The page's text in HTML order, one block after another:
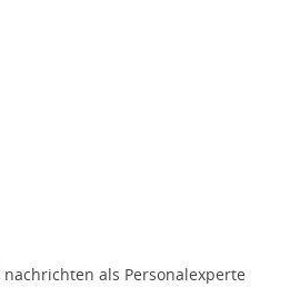
als Personalexperte